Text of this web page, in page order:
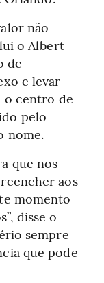
não
o Albert
de
e levar
o centro de
pelo
nome.
que nos
aos
momento
disse o
sempre
que pode